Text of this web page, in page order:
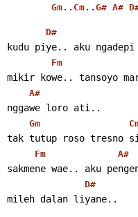
Gm .. Cm .. G# A#
D#
kudu piye.. aku ngadepi
Fm
mikir kowe.. tansoyo
A#
nggawe loro ati..
Gm
tak tutup roso tresno
Fm A#
sakmene wae.. aku
D#
mileh dalan liyane..